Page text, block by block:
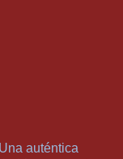
Una auténtica